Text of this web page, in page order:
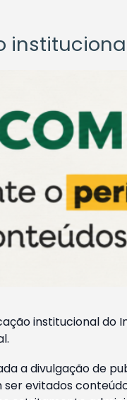
institucional
a divulgação de
evitados